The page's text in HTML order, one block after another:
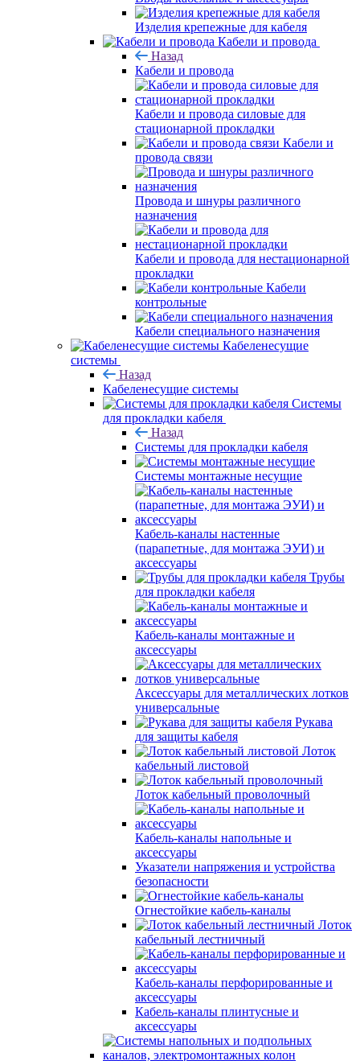
Изделия крепежные для кабеля
Кабели и провода
Назад
Кабели и провода
Кабели и провода силовые для
стационарной прокладки
Кабели и
провода связи
Провода и шнуры различного
назначения
Кабели и провода для нестационарной
прокладки
Кабели
контрольные
Кабели специального назначения
Кабеленесущие
системы
Назад
Кабеленесущие системы
Системы
для прокладки кабеля
Назад
Системы для прокладки кабеля
Системы монтажные несущие
Кабель-каналы настенные
(парапетные, для монтажа ЭУИ) и
аксессуары
Трубы
для прокладки кабеля
Кабель-каналы монтажные и
аксессуары
Аксессуары для металлических лотков
универсальные
Рукава
для защиты кабеля
Лоток
кабельный листовой
Лоток кабельный проволочный
Кабель-каналы напольные и
аксессуары
Указатели напряжения и устройства
безопасности
Огнестойкие кабель-каналы
Лоток
кабельный лестничный
Кабель-каналы перфорированные и
аксессуары
Кабель-каналы плинтусные и
аксессуары